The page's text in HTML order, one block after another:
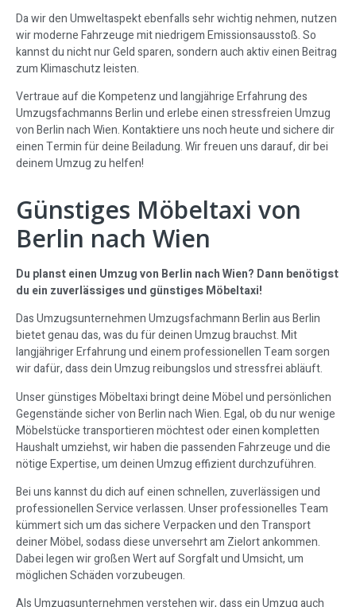
Da wir den Umweltaspekt ebenfalls sehr wichtig nehmen, nutzen
wir moderne Fahrzeuge mit niedrigem Emissionsausstoß. So
kannst du nicht nur Geld sparen, sondern auch aktiv einen Beitrag
zum Klimaschutz leisten.
Vertraue auf die Kompetenz und langjährige Erfahrung des
Umzugsfachmanns Berlin und erlebe einen stressfreien Umzug
von Berlin nach Wien. Kontaktiere uns noch heute und sichere dir
einen Termin für deine Beiladung. Wir freuen uns darauf, dir bei
deinem Umzug zu helfen!
Günstiges Möbeltaxi von
Berlin nach Wien
Du planst einen Umzug von Berlin nach Wien? Dann benötigst
du ein zuverlässiges und günstiges Möbeltaxi!
Das Umzugsunternehmen Umzugsfachmann Berlin aus Berlin
bietet genau das, was du für deinen Umzug brauchst. Mit
langjähriger Erfahrung und einem professionellen Team sorgen
wir dafür, dass dein Umzug reibungslos und stressfrei abläuft.
Unser günstiges Möbeltaxi bringt deine Möbel und persönlichen
Gegenstände sicher von Berlin nach Wien. Egal, ob du nur wenige
Möbelstücke transportieren möchtest oder einen kompletten
Haushalt umziehst, wir haben die passenden Fahrzeuge und die
nötige Expertise, um deinen Umzug effizient durchzuführen.
Bei uns kannst du dich auf einen schnellen, zuverlässigen und
professionellen Service verlassen. Unser professionelles Team
kümmert sich um das sichere Verpacken und den Transport
deiner Möbel, sodass diese unversehrt am Zielort ankommen.
Dabei legen wir großen Wert auf Sorgfalt und Umsicht, um
möglichen Schäden vorzubeugen.